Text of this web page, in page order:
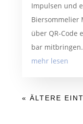
Impulsen und
Biersommelier
über QR-Code
bar mitbringen.
mehr lesen
« ÄLTERE